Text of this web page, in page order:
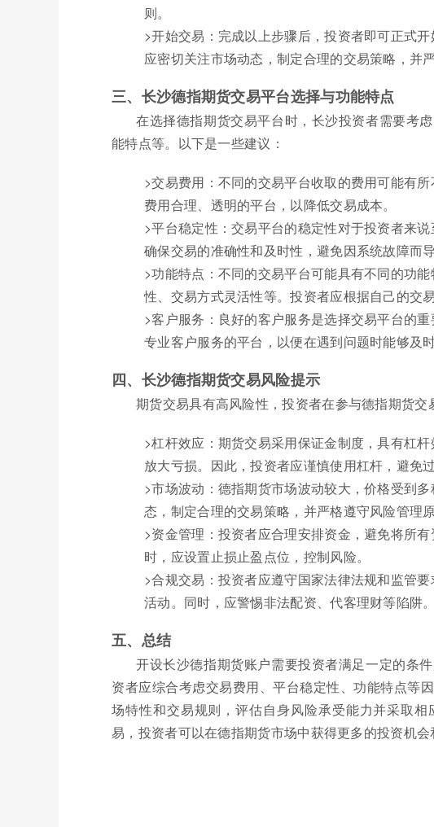
则。
>开始交易：完成以上步骤后，投资者即可正式
应密切关注市场动态，制定合理的交易策略，并
三、长沙德指期货交易平台选择与功能特点
在选择德指期货交易平台时，长沙投资者需要考
能特点等。以下是一些建议：
>交易费用：不同的交易平台收取的费用可能有
费用合理、透明的平台，以降低交易成本。
>平台稳定性：交易平台的稳定性对于投资者来
确保交易的准确性和及时性，避免因系统故障而导
>功能特点：不同的交易平台可能具有不同的功
性、交易方式灵活性等。投资者应根据自己的交
>客户服务：良好的客户服务是选择交易平台的
专业客户服务的平台，以便在遇到问题时能够及时
四、长沙德指期货交易风险提示
期货交易具有高风险性，投资者在参与德指期货交
>杠杆效应：期货交易采用保证金制度，具有杠
放大亏损。因此，投资者应谨慎使用杠杆，避免过
>市场波动：德指期货市场波动较大，价格受到
态，制定合理的交易策略，并严格遵守风险管理原
>资金管理：投资者应合理安排资金，避免将所
时，应设置止损止盈点位，控制风险。
>合规交易：投资者应遵守国家法律法规和监管
活动。同时，应警惕非法配资、代客理财等陷阱。
五、总结
开设长沙德指期货账户需要投资者满足一定的条
资者应综合考虑交易费用、平台稳定性、功能特点等
场特性和交易规则，评估自身风险承受能力并采取
易，投资者可以在德指期货市场中获得更多的投资机会